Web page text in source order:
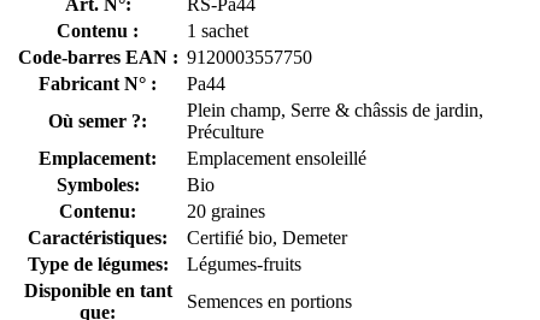
Contenu :
1 sachet
Code-barres EAN : 9120003557750
Fabricant N° :
Pa44
Où semer ?:
Plein champ, Serre & châssis de jardin,
Préculture
Emplacement:
Emplacement ensoleillé
Symboles:
Bio
Contenu:
20 graines
Caractéristiques:
Certifié bio, Demeter
Type de légumes:
Légumes-fruits
Disponible en tant
que:
Semences en portions